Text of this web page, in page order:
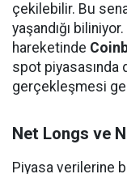
çekilebilir. Bu
yaşandığı
hareketinde
spot piyasasında
gerçekleşmesi
Net Longs ve
Piyasa verilerine